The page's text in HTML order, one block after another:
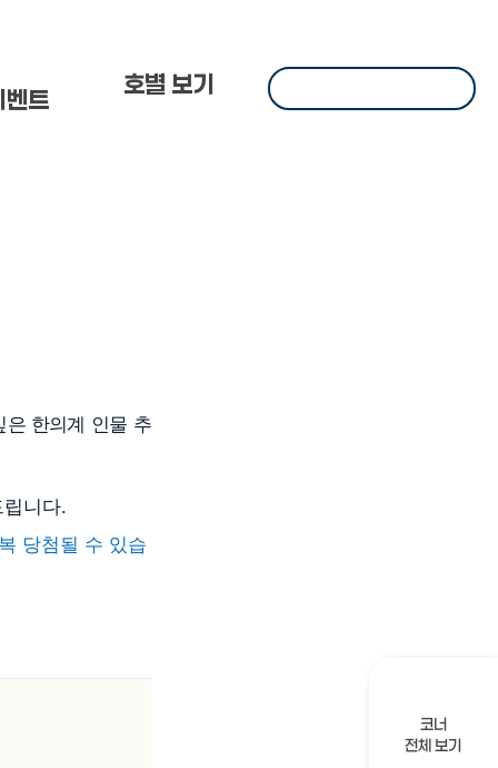
트
호별 보기
코너
전체 보기
은 한의계 인물 추
립니다.
당첨될 수 있습